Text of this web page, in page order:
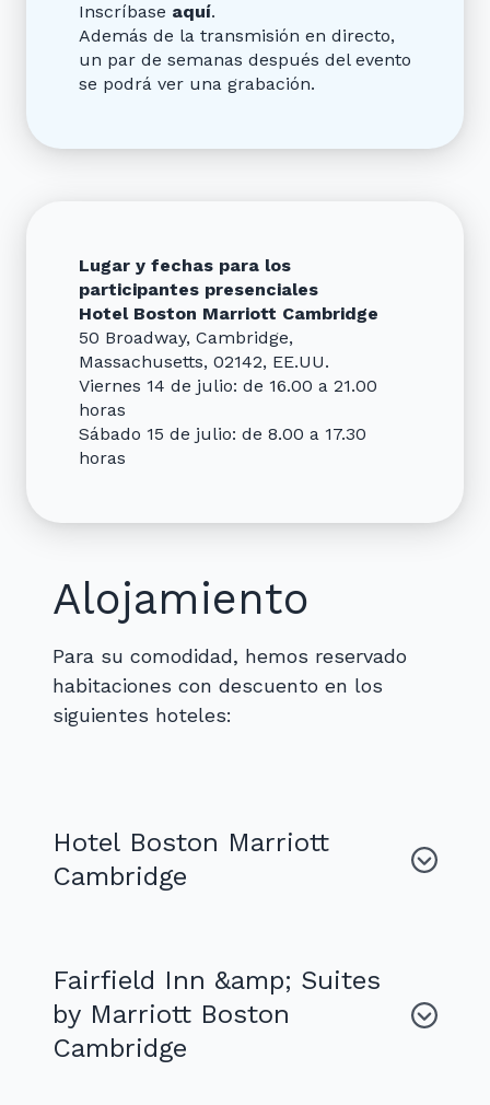
Inscríbase aquí.
Además de la transmisión en directo,
un par de semanas después del evento
se podrá ver una grabación.
Lugar y fechas para los
participantes presenciales
Hotel Boston Marriott Cambridge
50 Broadway, Cambridge,
Massachusetts, 02142, EE.UU.
Viernes 14 de julio: de 16.00 a 21.00
horas
Sábado 15 de julio: de 8.00 a 17.30
horas
Alojamiento
Para su comodidad, hemos reservado
habitaciones con descuento en los
siguientes hoteles:
Hotel Boston Marriott
Cambridge
Fairfield Inn &amp; Suites
by Marriott Boston
Cambridge